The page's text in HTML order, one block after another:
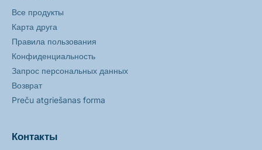
Все продукты
Карта друга
Правила пользования
Конфиденциальность
Запрос персональных данных
Возврат
Preču atgriešanas forma
Контакты